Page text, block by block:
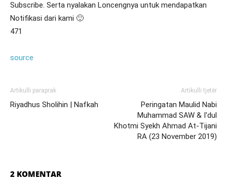
Subscribe. Serta nyalakan Loncengnya untuk mendapatkan
Notifikasi dari kami 🙂
471
source
Artikulli paraprak
Riyadhus Sholihin | Nafkah
Artikulli tjetër
Peringatan Maulid Nabi
Muhammad SAW & I'dul
Khotmi Syekh Ahmad At-Tijani
RA (23 November 2019)
2 KOMENTAR